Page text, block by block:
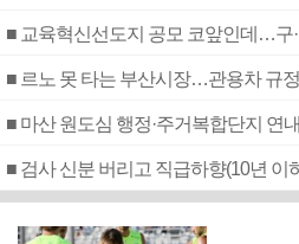
■ 교육혁신선도지 공모 코앞인데…구·
■ 르노 못 타는 부산시장…관용차 규
■ 마산 원도심 행정·주거복합단지 연